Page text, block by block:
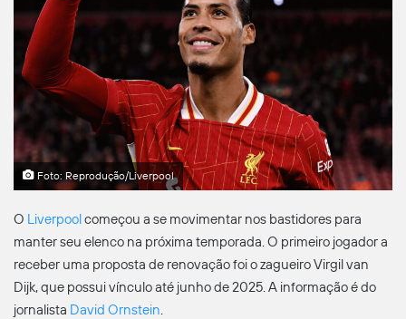
Foto: Reprodução/Liverpool
O Liverpoolcomeçou a se movimentar nos bastidores para
manter seu elenco na próxima temporada. O primeiro jogador a
receber uma proposta de renovação foi o zagueiro Virgil van
Dijk, que possui vínculo até junho de 2025. A informação é do
jornalista David Ornstein.